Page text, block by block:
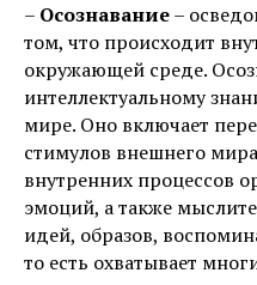
– Осознавание–
том, что происходит
окружающей среде.
интеллектуальному
мире. Оно включает
стимулов внешнего
внутренних процессов
эмоций, а также
идей, образов,
то есть охватывает